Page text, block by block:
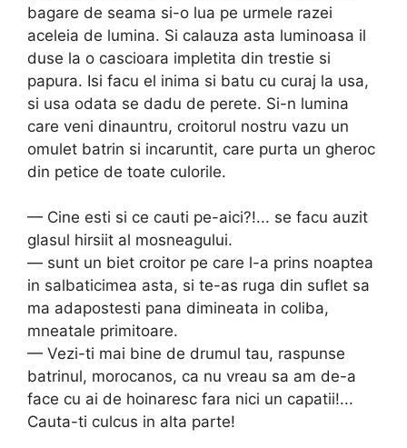
bagare de seama si-o lua pe urmele razei
aceleia de lumina. Si calauza asta luminoasa il
duse la o cascioara impletita din trestie si
papura. Isi facu el inima si batu cu curaj la usa,
si usa odata se dadu de perete. Si-n lumina
care veni dinauntru, croitorul nostru vazu un
omulet batrin si incaruntit, care purta un gheroc
din petice de toate culorile.
— Cine esti si ce cauti pe-aici?!... se facu auzit
glasul hirsiit al mosneagului.
— sunt un biet croitor pe care l-a prins noaptea
in salbaticimea asta, si te-as ruga din suflet sa
ma adapos­testi pana dimineata in coliba,
mneatale primitoare.
— Vezi-ti mai bine de drumul tau, raspunse
batrinul, morocanos, ca nu vreau sa am de-a
face cu ai de hoina­resc fara nici un capatii!...
Cauta-ti culcus in alta parte!